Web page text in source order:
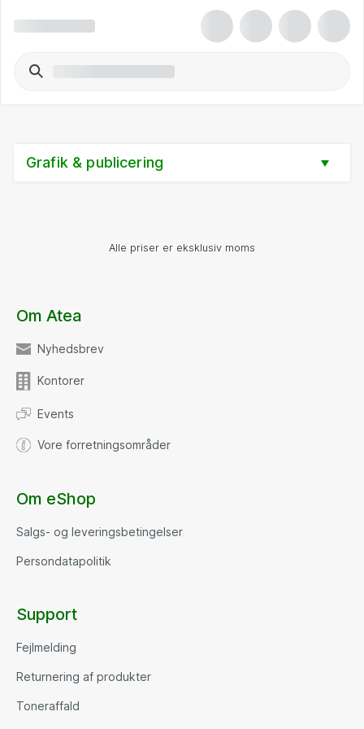
Grafik & publicering
Alle priser er eksklusiv moms
Om Atea
Nyhedsbrev
Kontorer
Events
Vore forretningsområder
Om eShop
Salgs- og leveringsbetingelser
Persondatapolitik
Support
Fejlmelding
Returnering af produkter
Toneraffald